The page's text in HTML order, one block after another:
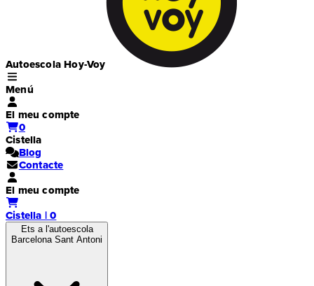
Autoescola Hoy-Voy
Menú
El meu compte
0
Cistella
Blog
Contacte
El meu compte
Cistella | 0
Ets a l'autoescola
Barcelona Sant Antoni